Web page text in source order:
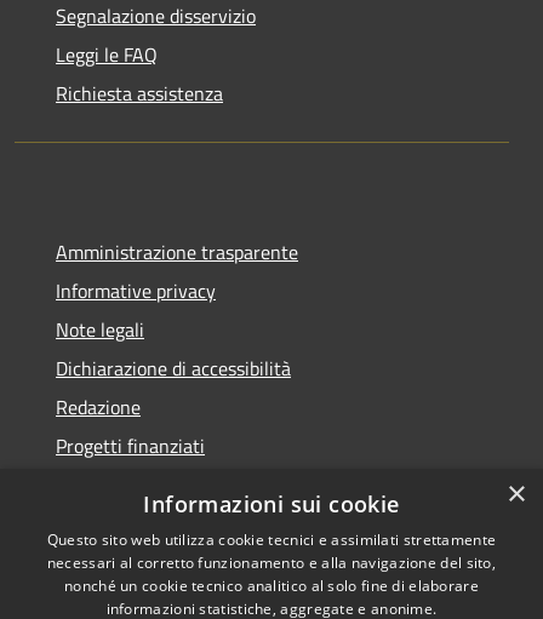
Segnalazione disservizio
Leggi le FAQ
Richiesta assistenza
Amministrazione trasparente
Informative privacy
Note legali
Dichiarazione di accessibilità
Redazione
Progetti finanziati
RSS
Accessibilità
Dichiarazione di
accessibilità• Copyright ©
×
Informazioni sui cookie
Questo sito web utilizza cookie tecnici e assimilati strettamente
necessari al corretto funzionamento e alla navigazione del sito,
nonché un cookie tecnico analitico al solo fine di elaborare
informazioni statistiche, aggregate e anonime.